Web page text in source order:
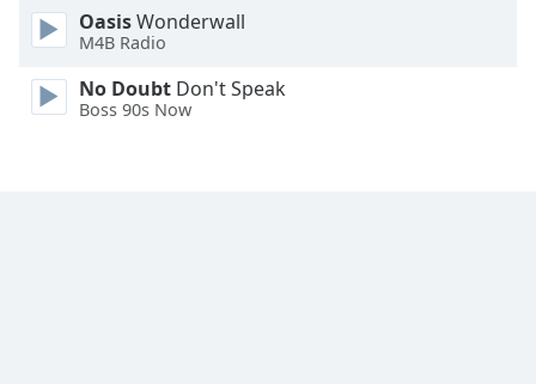
Close
Modal
Dialog
OasisWonderwall
M4B Radio
No Doubt Don't Speak
Boss 90s Now